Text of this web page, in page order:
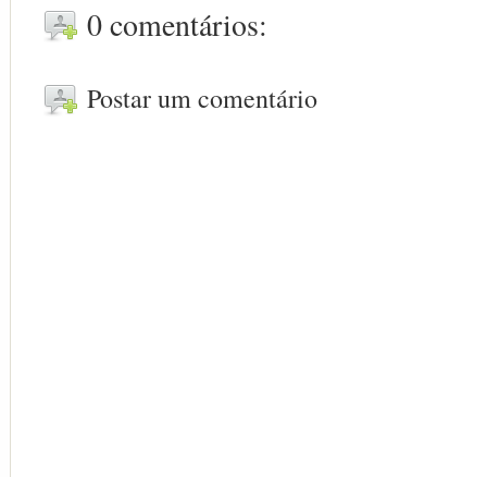
0 comentários:
Postar um comentário